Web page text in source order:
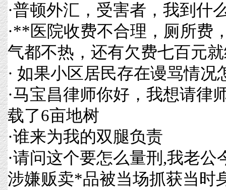
·普顿外汇，受害者，我到什
·**医院收费不合理，厕所费
气都不热，还有欠费七百元
· 如果小区居民存在谩骂情况
·马宝昌律师你好，我想请律
载了6亩地树
·谁来为我的双腿负责
·请问这个要怎么量刑,我老公
涉嫌贩卖*品被当场抓获当时